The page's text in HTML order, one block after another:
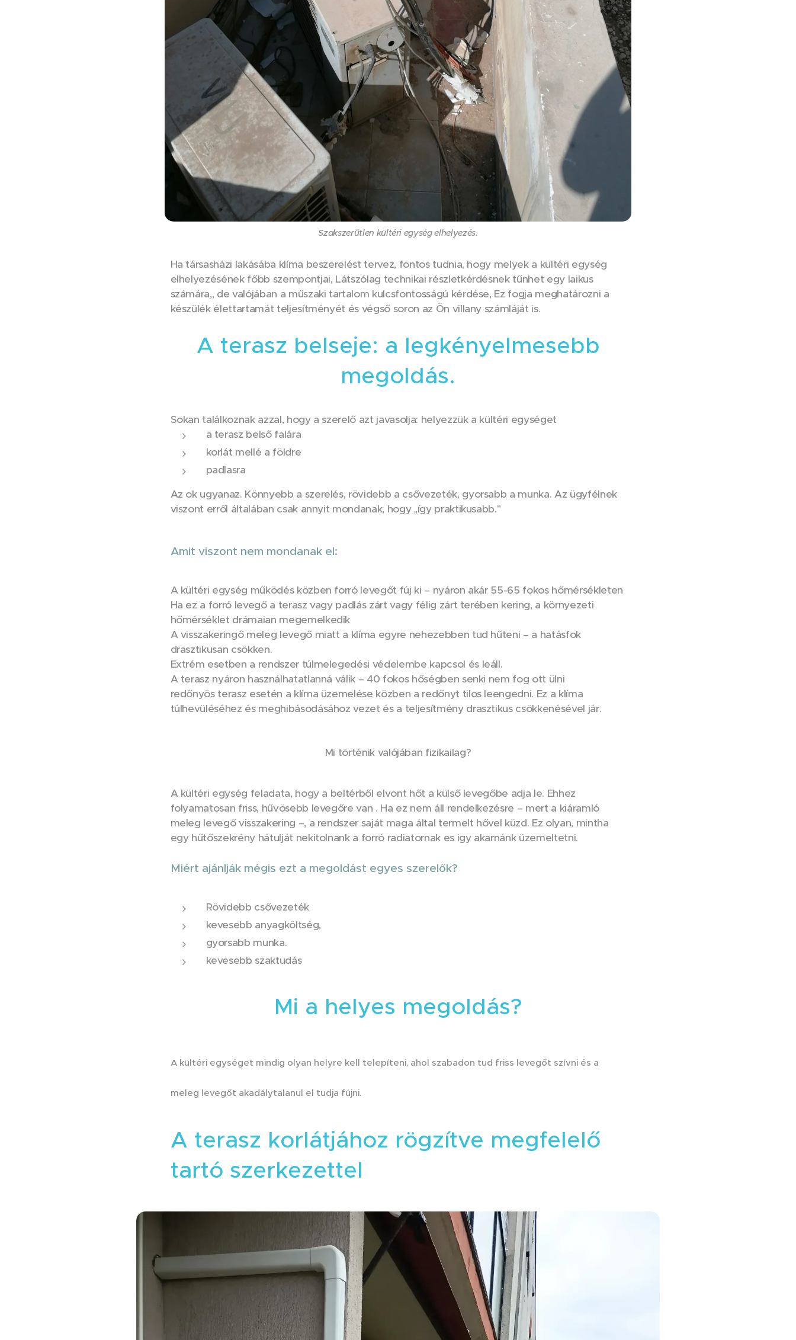
Szakszerűtlen kültéri egység elhelyezés.
Ha társasházi lakásába klíma beszerelést tervez, fontos tudnia, hogy melyek a kültéri egység
elhelyezésének főbb szempontjai, Látszólag technikai részletkérdésnek tűnhet egy laikus
számára,, de valójában a műszaki tartalom kulcsfontosságú kérdése, Ez fogja meghatározni a
készülék élettartamát teljesítményét és végső soron az Ön villany számláját is.
A terasz belseje: a legkényelmesebb
megoldás.
Sokan találkoznak azzal, hogy a szerelő azt javasolja: helyezzük a kültéri egységet
a terasz belső falára
korlát mellé a földre
padlasra
Az ok ugyanaz. Könnyebb a szerelés, rövidebb a csővezeték, gyorsabb a munka. Az ügyfélnek
viszont erről általában csak annyit mondanak, hogy „így praktikusabb."
Amit viszont nem mondanak el:
A kültéri egység működés közben forró levegőt fúj ki – nyáron akár 55-65 fokos hőmérsékleten
Ha ez a forró levegő a terasz vagy padlás zárt vagy félig zárt terében kering, a környezeti
hőmérséklet drámaian megemelkedik
A visszakeringő meleg levegő miatt a klíma egyre nehezebben tud hűteni – a hatásfok
drasztikusan csökken.
Extrém esetben a rendszer túlmelegedési védelembe kapcsol és leáll.
A terasz nyáron használhatatlanná válik – 40 fokos hőségben senki nem fog ott ülni
redőnyös terasz esetén a klíma üzemelése közben a redőnyt tilos leengedni. Ez a klíma
túlhevüléséhez és meghibásodásához vezet és a teljesítmény drasztikus csökkenésével jár.
Mi történik valójában fizikailag?
A kültéri egység feladata, hogy a beltérből elvont hőt a külső levegőbe adja le. Ehhez
folyamatosan friss, hűvösebb levegőre van . Ha ez nem áll rendelkezésre – mert a kiáramló
meleg levegő visszakering –, a rendszer saját maga által termelt hővel küzd. Ez olyan, mintha
egy hűtőszekrény hátulját nekitolnank a forró radiatornak es igy akarnánk üzemeltetni.
Miért ajánlják mégis ezt a megoldást egyes szerelők?
Rövidebb csővezeték
kevesebb anyagköltség,
gyorsabb munka.
kevesebb szaktudás
Mi a helyes megoldás?
A kültéri egységet mindig olyan helyre kell telepíteni, ahol szabadon tud friss levegőt szívni és a
meleg levegőt akadálytalanul el tudja fújni.
A terasz korlátjához rögzítve megfelelő
tartó szerkezettel